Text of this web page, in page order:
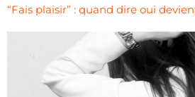
“Fais plaisir” : quand dire oui